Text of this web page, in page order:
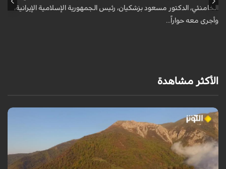
الخامنئي، الدكتور مسعود بزشكيان، رئيس الجمهورية الإسلامية الإيرانية،
وأجرى معه حواراً...
الأكثر مشاهدة